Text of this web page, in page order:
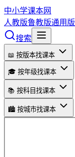
中小学课本网
人教版鲁教版通用版
搜索
📖 按版本找课本
🎓 按年级找课本
📚 按科目找课本
🏙️ 按城市找课本